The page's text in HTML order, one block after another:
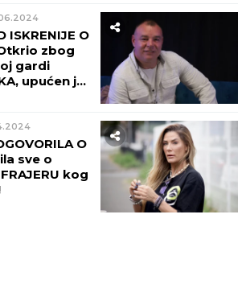
ISKRENIJE O
zbog
gardi
upućen je i
O
sve o
kog